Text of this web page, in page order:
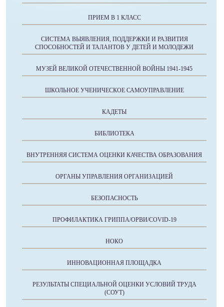
ПРИЕМ В 1 КЛАСС
СИСТЕМА ВЫЯВЛЕНИЯ, ПОДДЕРЖКИ И РАЗВИТИЯ
СПОСОБНОСТЕЙ И ТАЛАНТОВ У ДЕТЕЙ И МОЛОДЕЖИ
МУЗЕЙ ВЕЛИКОЙ ОТЕЧЕСТВЕННОЙ ВОЙНЫ 1941-1945
ШКОЛЬНОЕ УЧЕНИЧЕСКОЕ САМОУПРАВЛЕНИЕ
КАДЕТЫ
БИБЛИОТЕКА
ВНУТРЕННЯЯ СИСТЕМА ОЦЕНКИ КАЧЕСТВА ОБРАЗОВАНИЯ
ОРГАНЫ УПРАВЛЕНИЯ ОРГАНИЗАЦИЕЙ
БЕЗОПАСНОСТЬ
ПРОФИЛАКТИКА ГРИППА/ОРВИ/COVID-19
НОКО
ИННОВАЦИОННАЯ ПЛОЩАДКА
РЕЗУЛЬТАТЫ СПЕЦИАЛЬНОЙ ОЦЕНКИ УСЛОВИЙ ТРУДА
(СОУТ)